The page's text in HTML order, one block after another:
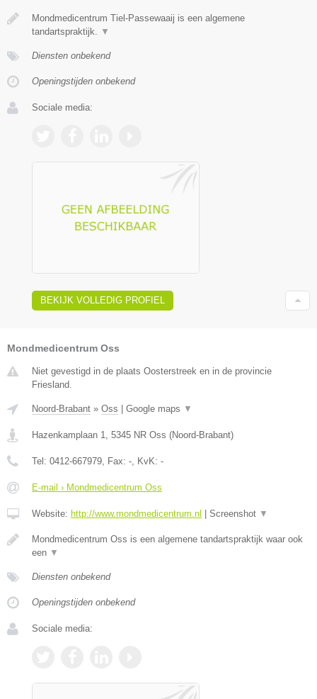
Mondmedicentrum Tiel-Passewaaij is een algemene
tandartspraktijk.
▼
Diensten onbekend
Openingstijden onbekend
Sociale media:
BEKIJK VOLLEDIG PROFIEL
Mondmedicentrum Oss
Niet gevestigd in de plaats Oosterstreek en in de provincie
Friesland.
Noord-Brabant » Oss Google maps ▼
Hazenkamplaan 1, 5345 NR Oss (Noord-Brabant)
Tel: 0412-667979, Fax: -, KvK: -
E-mail › Mondmedicentrum Oss
Website: http://www.mondmedicentrum.nl Screenshot ▼
Mondmedicentrum Oss is een algemene tandartspraktijk waar ook
een ▼
Diensten onbekend
Openingstijden onbekend
Sociale media: